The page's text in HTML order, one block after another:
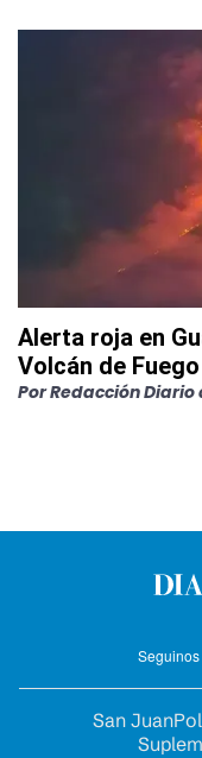
Alerta roja en
Volcán de Fuego
PorRedacción Diario
San Juan